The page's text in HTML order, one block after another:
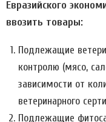
Евразийского
ввозить товары:
Подлежащие
контролю (мясо,
зависимости от
ветеринарного
Подлежащие